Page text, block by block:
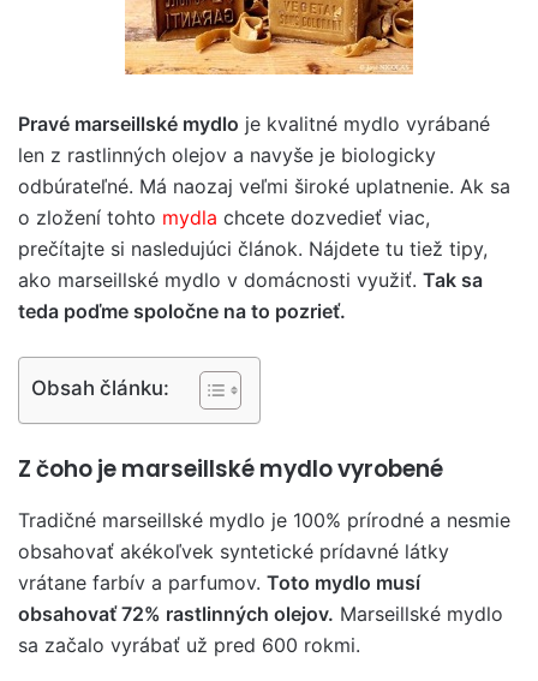
Pravé marseillské mydlo je kvalitné mydlo vyrábané
len z rastlinných olejov a navyše je biologicky
odbúrateľné. Má naozaj veľmi široké uplatnenie. Ak sa
o zložení tohto mydla chcete dozvedieť viac,
prečítajte si nasledujúci článok. Nájdete tu tiež tipy,
ako marseillské mydlo v domácnosti využiť. Tak sa
teda poďme spoločne na to pozrieť.
Obsah článku:
Z čoho je marseillské mydlo vyrobené
Tradičné marseillské mydlo je 100% prírodné a nesmie
obsahovať akékoľvek syntetické prídavné látky
vrátane farbív a parfumov. Toto mydlo musí
obsahovať 72% rastlinných olejov. Marseillské mydlo
sa začalo vyrábať už pred 600 rokmi.